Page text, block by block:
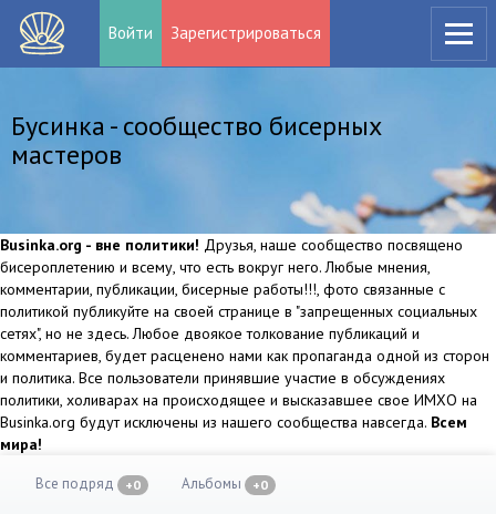
Войти Зарегистрироваться
Бусинка - сообщество бисерных
мастеров
Businka.org - вне политики! Друзья, наше сообщество посвящено
бисероплетению и всему, что есть вокруг него. Любые мнения,
комментарии, публикации, бисерные работы!!!, фото связанные с
политикой публикуйте на своей странице в "запрещенных социальных
сетях", но не здесь. Любое двоякое толкование публикаций и
комментариев, будет расценено нами как пропаганда одной из сторон
и политика. Все пользователи принявшие участие в обсуждениях
политики, холиварах на происходящее и высказавшее свое ИМХО на
Businka.org будут исключены из нашего сообщества навсегда. Всем
мира!
Все подряд +0 Альбомы +0